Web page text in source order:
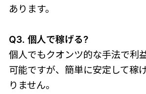
あります。
Q3. 個人で稼げる?
個人でもクオンツ的な手法で利
可能ですが、簡単に安定して稼
りません。